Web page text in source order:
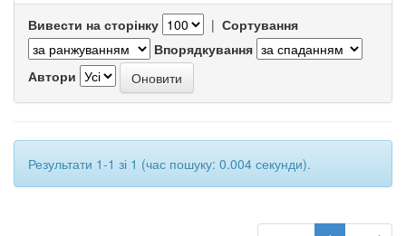
Вивести на сторінку | Сортування
Впорядкування
Автори
Результати 1-1 зі 1 (час пошуку: 0.004 секунди).